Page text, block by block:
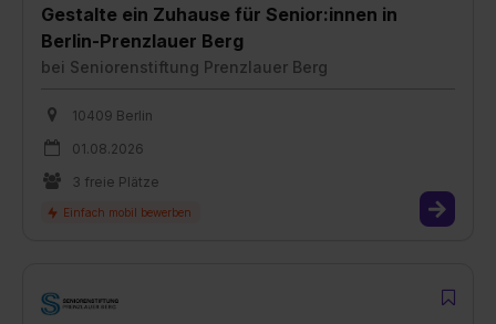
Gestalte ein Zuhause für Senior:innen in
Berlin-Prenzlauer Berg
bei Seniorenstiftung Prenzlauer Berg
10409 Berlin
01.08.2026
3 freie Plätze